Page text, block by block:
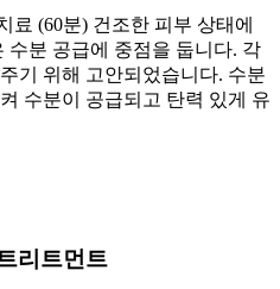
료 (60분) 건조한 피부 상태에
수분 공급에 중점을 둡니다. 각
기 위해 고안되었습니다. 수분
수분이 공급되고 탄력 있게 유
리트먼트